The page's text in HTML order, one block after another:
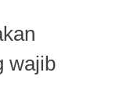
wajib